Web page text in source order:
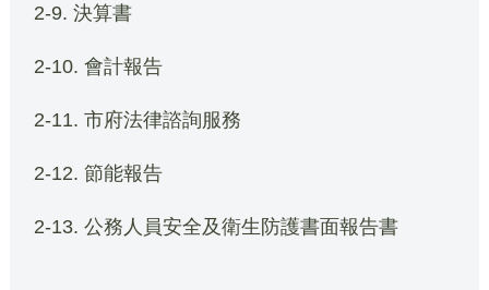
2-9. 決算書
2-10. 會計報告
2-11. 市府法律諮詢服務
2-12. 節能報告
2-13. 公務人員安全及衛生防護書面報告書